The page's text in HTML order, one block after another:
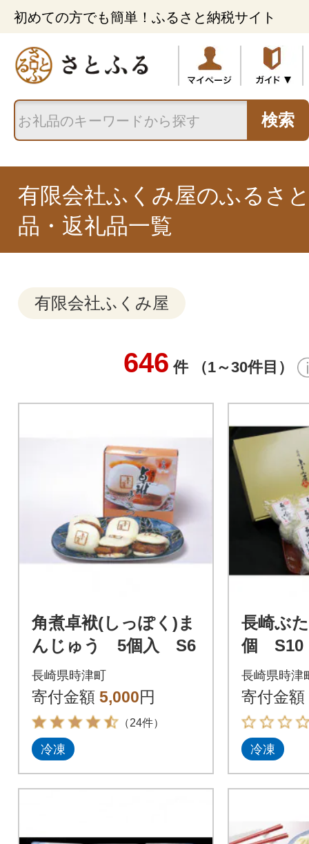
初めての方でも簡単！ふるさと納税サイト
検索
有限会社ふくみ屋のふるさ
品・返礼品一覧
有限会社ふくみ屋
646 件 （1～30件目）
角煮卓袱(しっぽく)ま
んじゅう 5個入 S6
長崎県時津町
寄付金額 5,000円
（24件）
冷凍
長崎ぶ
個 S10
長崎県時津
寄付金額
冷凍